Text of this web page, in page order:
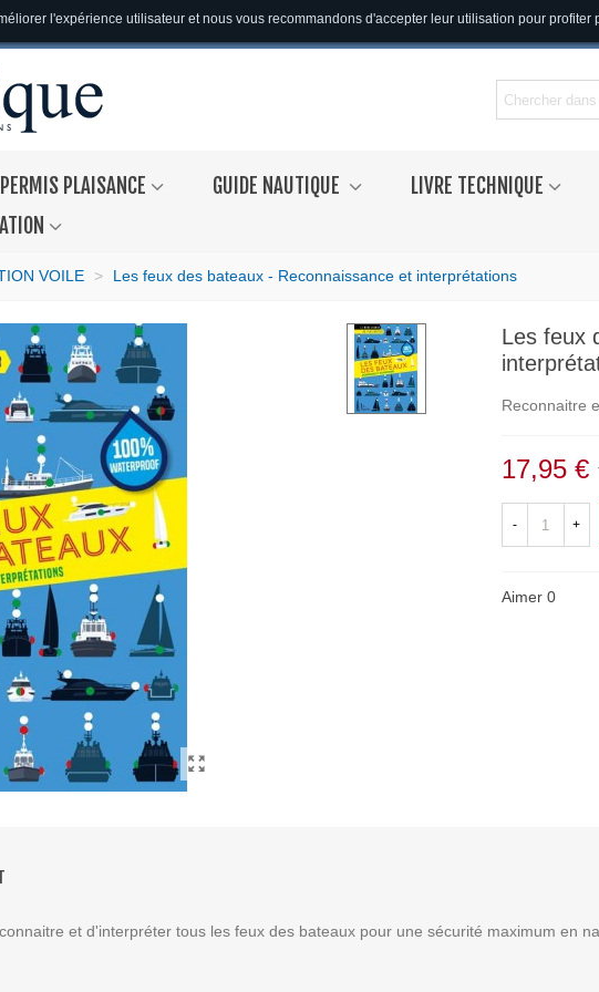
l'expérience utilisateur et nous vous recommandons d'accepter leur utilisation pour profiter
PERMIS PLAISANCE GUIDE NAUTIQUE LIVRE TECHNIQUE
VOILE > Les feux des bateaux - Reconnaissance et interprétations
Les feux
Reconnaitre
17,95 €
- +
Aimer 0
et d'interpréter tous les feux des bateaux pour une sécurité maximum en